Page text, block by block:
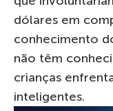
dólares em
conhecimento
não têm
crianças
inteligentes.